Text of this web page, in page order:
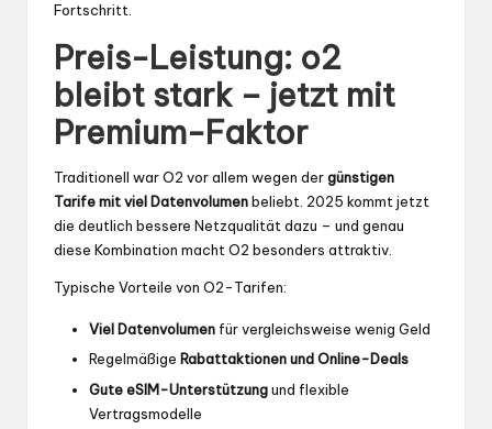
Fortschritt.
Preis-Leistung: o2
bleibt stark – jetzt mit
Premium-Faktor
Traditionell war O2 vor allem wegen dergünstigen
Tarife mit viel Datenvolumenbeliebt. 2025 kommt jetzt
die deutlich bessere Netzqualität dazu – und genau
diese Kombination macht O2 besonders attraktiv.
Typische Vorteile von O2-Tarifen:
Viel Datenvolumen für vergleichsweise wenig Geld
Regelmäßige Rabattaktionen und Online-Deals
Gute eSIM-Unterstützungund flexible
Vertragsmodelle